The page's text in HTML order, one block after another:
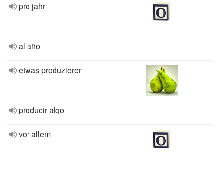
pro jahr
al año
etwas produzieren
producir algo
vor allem